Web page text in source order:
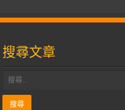
搜尋文章